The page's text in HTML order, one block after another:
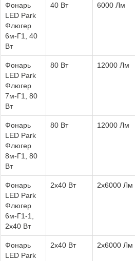
Фонарь
LED Park
Флюгер
6м-Г1, 40
Вт
40 Вт 6000 Лм
Фонарь
LED Park
Флюгер
7м-Г1, 80
Вт
80 Вт 12000 Лм
Фонарь
LED Park
Флюгер
8м-Г1, 80
Вт
80 Вт 12000 Лм
Фонарь
LED Park
Флюгер
6м-Г1-1,
2х40 Вт
2x40 Вт 2x6000 Лм
Фонарь
LED Park
2x40 Вт 2x6000 Лм